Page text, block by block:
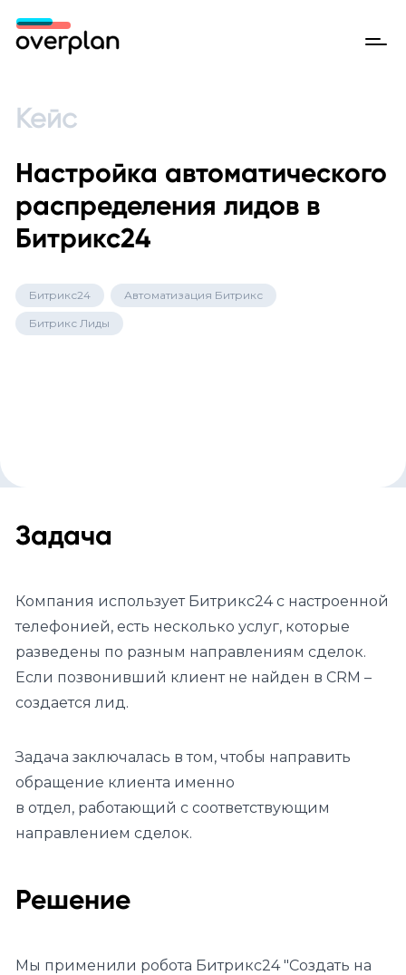
Кейс
Настройка автоматического
распределения лидов в
Битрикс24
Битрикс24 Автоматизация Битрикс
Битрикс Лиды
Задача
Компания использует Битрикс24 с настроенной
телефонией, есть несколько услуг, которые
разведены по разным направлениям сделок.
Если позвонивший клиент не найден в CRM –
создается лид.
Задача заключалась в том, чтобы направить
обращение клиента именно
в отдел, работающий с соответствующим
направлением сделок.
Решение
Мы применили робота Битрикс24 "Создать на